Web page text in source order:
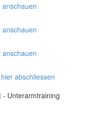
anschauen
anschauen
anschauen
abschliessen
- Unterarmtraining